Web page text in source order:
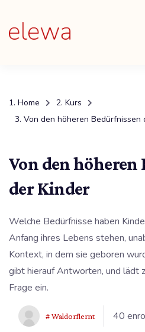
Home
Kurs
Von den höheren Bedürfnissen
Von den höheren
der Kinder
Welche Bedürfnisse haben
Anfang ihres Lebens stehen,
Kontext, in dem sie geboren
gibt hierauf Antworten, und lädt
Frage ein.
# Waldorflernt 40